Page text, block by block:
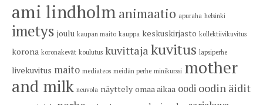
ami lindholm animaatio apuraha helsinki
imetys joulu kaupan maito kauppa keskuskirjasto kollektiivikuvitus
korona koronakevät koulutus kuvittaja kuvitus lapsiperhe
livekuvitus maito mediateos meidän perhe minikurssi mother
and milk neuvola näyttely omaa aikaa oodi oodin äidit